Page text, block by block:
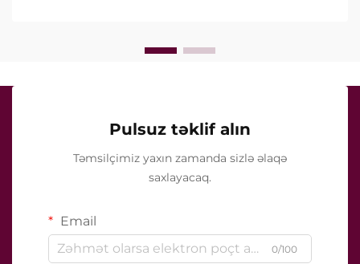
Pulsuz təklif alın
Təmsilçimiz yaxın zamanda sizlə əlaqə
saxlayacaq.
Email
0/100